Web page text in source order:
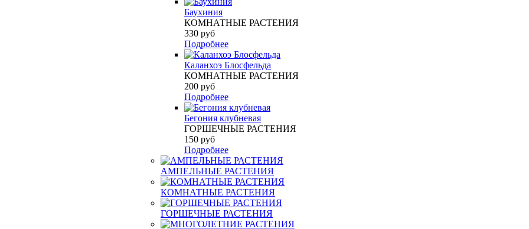
Баухиния
КОМНАТНЫЕ РАСТЕНИЯ
330 руб
Подробнее
Каланхоэ Блосфельда
КОМНАТНЫЕ РАСТЕНИЯ
200 руб
Подробнее
Бегония клубневая
ГОРШЕЧНЫЕ РАСТЕНИЯ
150 руб
Подробнее
АМПЕЛЬНЫЕ РАСТЕНИЯ
КОМНАТНЫЕ РАСТЕНИЯ
ГОРШЕЧНЫЕ РАСТЕНИЯ